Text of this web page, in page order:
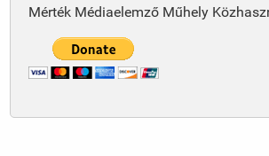
Mérték Médiaelemző Műhely